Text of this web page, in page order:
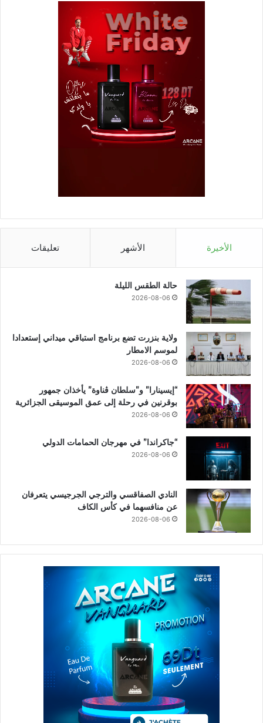
الأخيرة الأشهر تعليقات
حالة الطقس الليلة
2026-08-06
ولاية بنزرت تضع برنامج استباقي ميداني إستعدادا
لموسم الامطار
2026-08-06
“إيسينارا” و”سلطان ڤناوة” يأخذان جمهور
بوقرنين في رحلة إلى عمق الموسيقى الجزائرية
2026-08-06
“جاكراندا” في مهرجان الحمامات الدولي
2026-08-06
النادي الصفاقسي والترجي الجرجيسي يتعرفان
عن منافسهما في كأس الكاف
2026-08-06